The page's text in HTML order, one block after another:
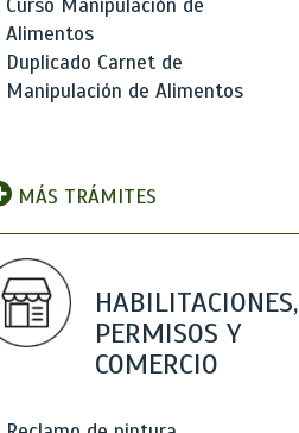
Curso Manipulación de
Alimentos
Duplicado Carnet de
Manipulación de Alimentos
MÁS TRÁMITES
HABILITACIONES,
PERMISOS Y
COMERCIO